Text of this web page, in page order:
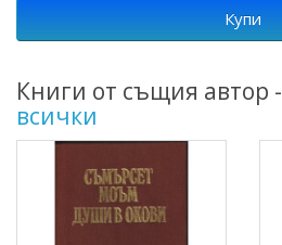
Купи
Книги от същия автор -
всички